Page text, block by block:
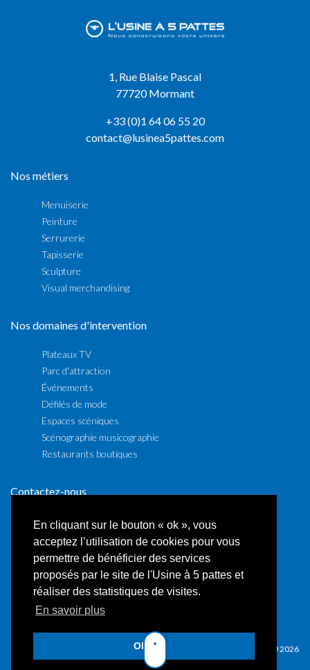
En cliquant sur le bouton « ok », vous
acceptez l’utilisation de cookies pour vous
permettre de bénéficier des services
proposés par le site de l'Usine à 5 pattes et
réaliser des statistiques de visites.
En savoir plus
OK !
1, Rue Blaise Pascal
77720 Mormant
+33 (0)1 64 06 55 20
contact@lusinea5pattes.com
Nos métiers
Menuiserie
Peinture
Serrurerie
Tapisserie
Sculpture
Visual merchandising
Nos domaines d'intervention
Plateaux TV
Parc d'attraction
Événements
Défilés de mode
Espaces scéniques
Scénographie musicographie
Restaurants boutiques
Contactez-nous
Rejoignez-nous
Mentions légales
© 2026 Usine à 5 pattes - SIRET: 85364611500016 - All rights reserved © 2026